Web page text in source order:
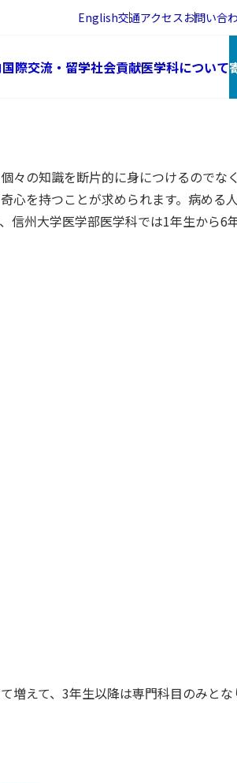
English交通アクセスお問い合
国際交流・留学社会貢献医学科について
々の知識を断片的に身につけるのでな
心を持つことが求められます。病める
信州大学医学部医学科では1年生から6
増えて、3年生以降は専門科目のみとな